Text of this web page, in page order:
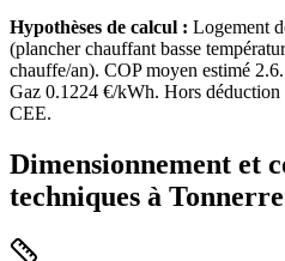
Hypothèses de calcul : Logement
(plancher chauffant basse
chauffe/an). COP moyen estimé 2.6
Gaz 0.1224 €/kWh. Hors déduction
CEE.
Dimensionnement et
techniques à Tonnerre